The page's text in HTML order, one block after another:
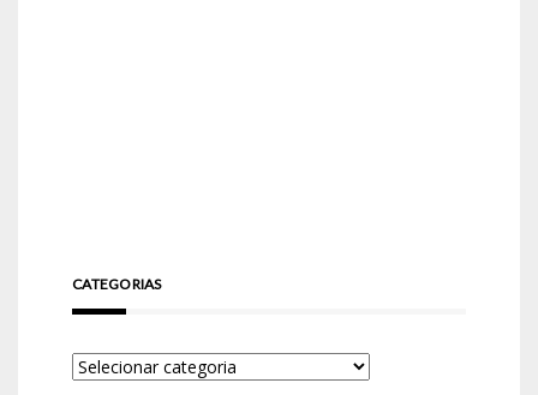
CATEGORIAS